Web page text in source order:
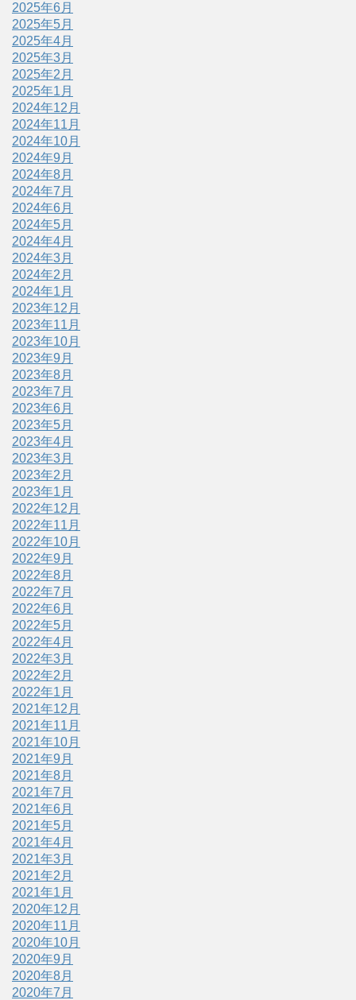
2025年6月
2025年5月
2025年4月
2025年3月
2025年2月
2025年1月
2024年12月
2024年11月
2024年10月
2024年9月
2024年8月
2024年7月
2024年6月
2024年5月
2024年4月
2024年3月
2024年2月
2024年1月
2023年12月
2023年11月
2023年10月
2023年9月
2023年8月
2023年7月
2023年6月
2023年5月
2023年4月
2023年3月
2023年2月
2023年1月
2022年12月
2022年11月
2022年10月
2022年9月
2022年8月
2022年7月
2022年6月
2022年5月
2022年4月
2022年3月
2022年2月
2022年1月
2021年12月
2021年11月
2021年10月
2021年9月
2021年8月
2021年7月
2021年6月
2021年5月
2021年4月
2021年3月
2021年2月
2021年1月
2020年12月
2020年11月
2020年10月
2020年9月
2020年8月
2020年7月